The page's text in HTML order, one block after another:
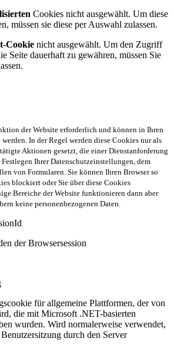
Cookies nicht ausgewählt. Um diese
müssen sie diese per Auswahl zulassen.
Cookie nicht ausgewählt. Um den Zugriff
Seite dauerhaft zu gewähren, müssen Sie
der Website erforderlich und können in Ihren
In der Regel werden diese Cookies nur als
Aktionen gesetzt, die einer Dienstanforderung
Ihrer Datenschutzeinstellungen, dem
von Formularen. Sie können Ihren Browser so
blockiert oder Sie über diese Cookies
Bereiche der Website funktionieren dann aber
keine personenbezogenen Daten.
der Browsersession
für allgemeine Plattformen, der von
die mit Microsoft .NET-basierten
wurden. Wird normalerweise verwendet,
durch den Server